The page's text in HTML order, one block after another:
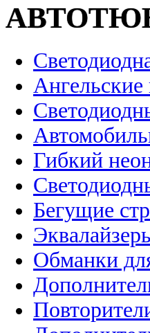
Ангельские
Гибкий
Бегущие
Обманки